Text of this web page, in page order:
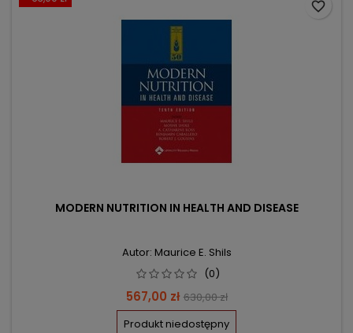
MODERN NUTRITION IN HEALTH AND DISEASE
Autor: Maurice E. Shils
(0)
Cena
567,00 zł Cena
podstawowa
630,00 zł
Produkt niedostępny
favorite_border